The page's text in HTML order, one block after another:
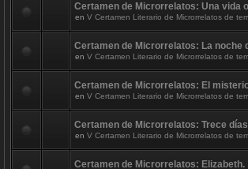
Certamen de Microrrelatos: Una vida
en V Certamen Literario de Microrrelatos de
Certamen de Microrrelatos: La noche
en V Certamen Literario de Microrrelatos de
Certamen de Microrrelatos: El
en V Certamen Literario de Microrrelatos de
Certamen de Microrrelatos: Trece
en V Certamen Literario de Microrrelatos de
Certamen de Microrrelatos: Elizabeth.